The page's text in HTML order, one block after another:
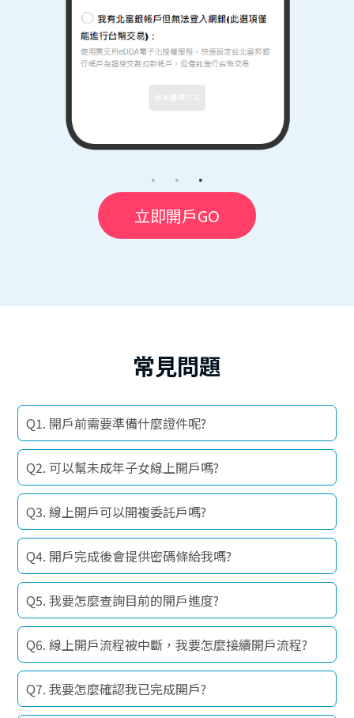
立即開戶GO
常見問題
Q1. 開戶前需要準備什麼證件呢?
Q2. 可以幫未成年子女線上開戶嗎?
Q3. 線上開戶可以開複委託戶嗎?
Q4. 開戶完成後會提供密碼條給我嗎?
Q5. 我要怎麼查詢目前的開戶進度?
Q6. 線上開戶流程被中斷，我要怎麼接續開戶流程?
Q7. 我要怎麼確認我已完成開戶?